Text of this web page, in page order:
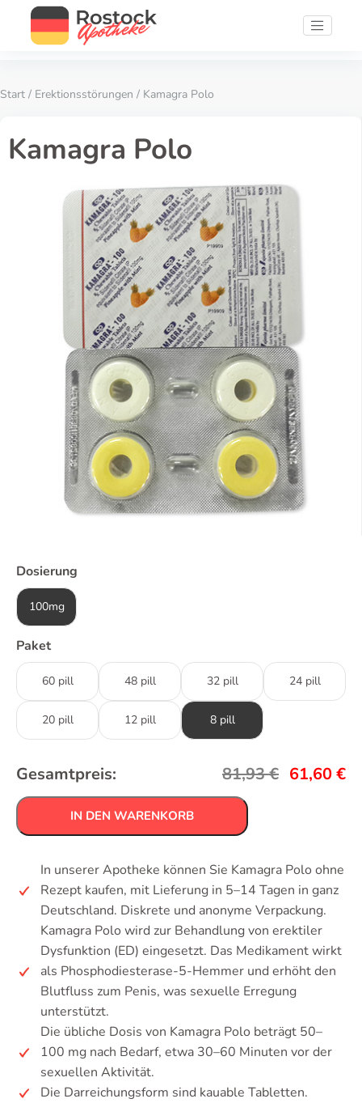
Start / Erektionsstörungen / Kamagra Polo
Kamagra Polo
Dosierung
100mg
Paket
60 pill 48 pill 32 pill 24 pill
20 pill 12 pill 8 pill
Gesamtpreis: 81,93€ 61,60€
IN DEN WARENKORB
In unserer Apotheke können Sie Kamagra Polo ohne
Rezept kaufen, mit Lieferung in 5–14 Tagen in ganz
Deutschland. Diskrete und anonyme Verpackung.
Kamagra Polo wird zur Behandlung von erektiler
Dysfunktion (ED) eingesetzt. Das Medikament wirkt
als Phosphodiesterase-5-Hemmer und erhöht den
Blutfluss zum Penis, was sexuelle Erregung
unterstützt.
Die übliche Dosis von Kamagra Polo beträgt 50–
100 mg nach Bedarf, etwa 30–60 Minuten vor der
sexuellen Aktivität.
Die Darreichungsform sind kauable Tabletten.